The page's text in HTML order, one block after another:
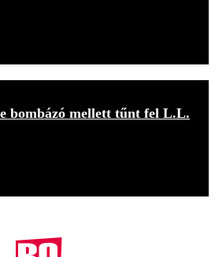
bombázó mellett tűnt fel L.L.